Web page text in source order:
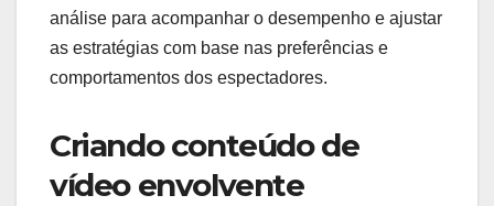
análise para acompanhar o desempenho e ajustar
as estratégias com base nas preferências e
comportamentos dos espectadores.
Criando conteúdo de
vídeo envolvente